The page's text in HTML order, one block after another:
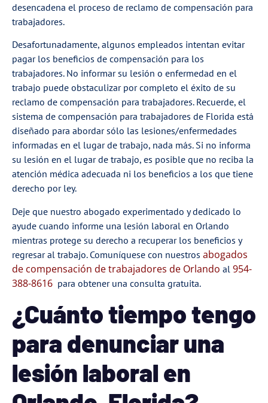
desencadena el proceso de reclamo de compensación para
trabajadores.
Desafortunadamente, algunos empleados intentan evitar
pagar los beneficios de compensación para los
trabajadores. No informar su lesión o enfermedad en el
trabajo puede obstaculizar por completo el éxito de su
reclamo de compensación para trabajadores. Recuerde, el
sistema de compensación para trabajadores de Florida está
diseñado para abordar sólo las lesiones/enfermedades
informadas en el lugar de trabajo, nada más. Si no informa
su lesión en el lugar de trabajo, es posible que no reciba la
atención médica adecuada ni los beneficios a los que tiene
derecho por ley.
Deje que nuestro abogado experimentado y dedicado lo
ayude cuando informe una lesión laboral en Orlando
mientras protege su derecho a recuperar los beneficios y
regresar al trabajo. Comuníquese con nuestros abogados
de compensación de trabajadores de Orlando al 954-
388-8616 para obtener una consulta gratuita.
¿Cuánto tiempo tengo
para denunciar una
lesión laboral en